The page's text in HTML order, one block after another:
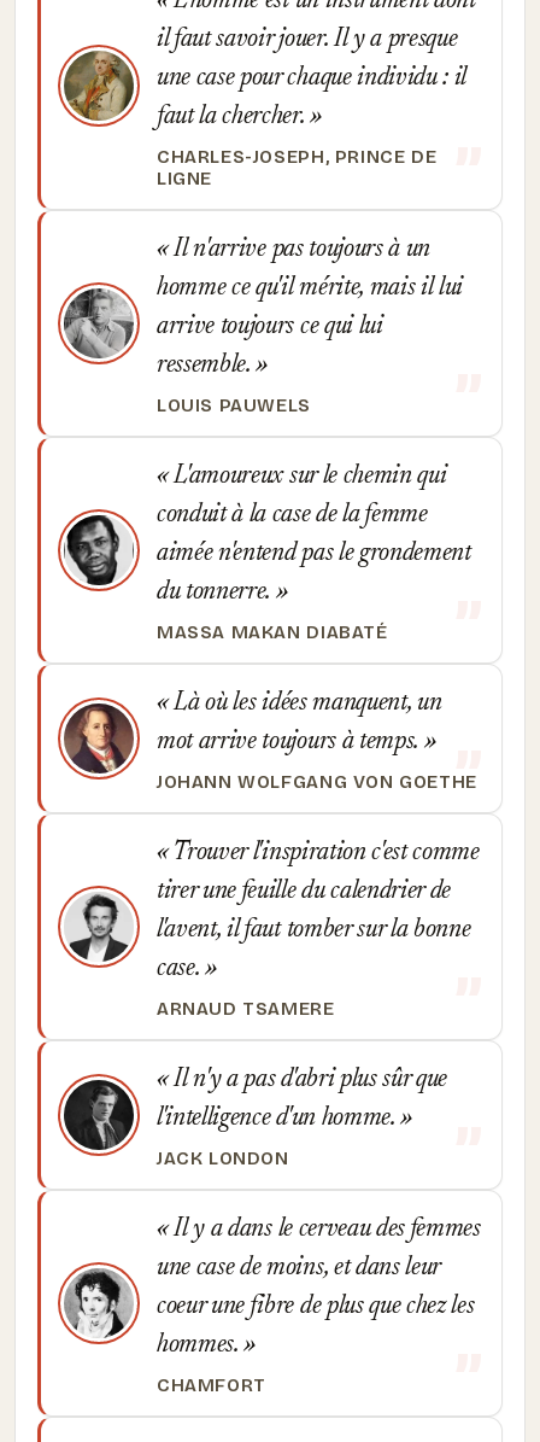
il faut savoir jouer. Il y a presque
une case pour chaque individu : il
faut la chercher.
CHARLES-JOSEPH, PRINCE DE
LIGNE
Il n'arrive pas toujours à un
homme ce qu'il mérite, mais il lui
arrive toujours ce qui lui
ressemble.
LOUIS PAUWELS
L'amoureux sur le chemin qui
conduit à la case de la femme
aimée n'entend pas le grondement
du tonnerre.
MASSA MAKAN DIABATÉ
Là où les idées manquent, un
mot arrive toujours à temps.
JOHANN WOLFGANG VON GOETHE
Trouver l'inspiration c'est comme
tirer une feuille du calendrier de
l'avent, il faut tomber sur la bonne
case.
ARNAUD TSAMERE
Il n'y a pas d'abri plus sûr que
l'intelligence d'un homme.
JACK LONDON
Il y a dans le cerveau des femmes
une case de moins, et dans leur
coeur une fibre de plus que chez les
hommes.
CHAMFORT